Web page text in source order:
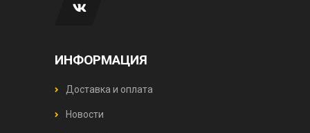
ИНФОРМАЦИЯ
Доставка и оплата
Новости